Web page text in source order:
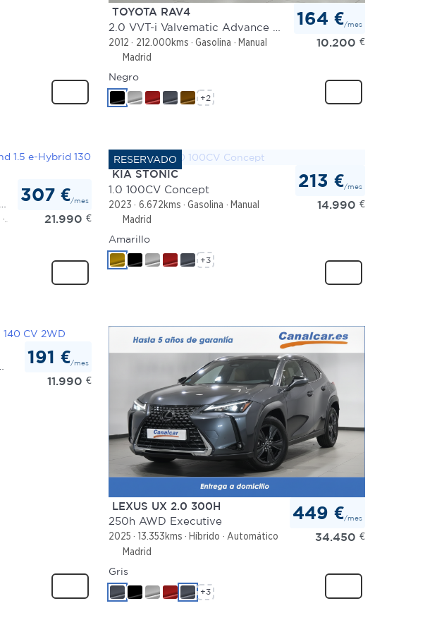
TOYOTA RAV4
2012 212.000kms Gasolina
Manual
Madrid
164 €/mes
10.200 €
Negro
+2
Automático
307 €/mes
21.990 €
KIA STONIC
1.0 100CV Concept
2023 6.672kms Gasolina
Manual
Madrid
213 €/mes
14.990 €
Amarillo
+3
191 €/mes
11.990 €
LEXUS UX 2.0 300H
250h AWD Executive
2025 13.353kms Híbrido
Automático
Madrid
449 €/mes
34.450 €
Gris
+3